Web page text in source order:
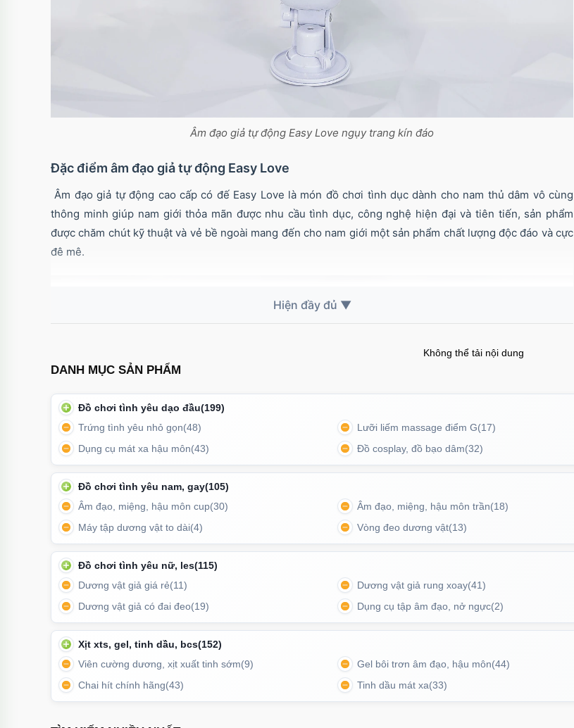
Âm đạo giả tự động Easy Love ngụy trang kín đáo
Đặc điểm âm đạo giả tự động Easy Love
Âm đạo giả tự động cao cấp có đế Easy Love là món đồ chơi tình dục dành cho nam thủ dâm vô cùng
thông minh giúp nam giới thỏa mãn được nhu cầu tình dục, công nghệ hiện đại và tiên tiến, sản phẩm
được chăm chút kỹ thuật và vẻ bề ngoài mang đến cho nam giới một sản phẩm chất lượng độc đáo và cực
đê mê.
Phần lõi bên trong có thể tháo rời dễ dàng thay đổi và vệ sinh
Không thể tải nội dung
DANH MỤC SẢN PHẨM
Đồ chơi tình yêu dạo đầu(199)
Trứng tình yêu nhỏ gọn(48) Lưỡi liếm massage điểm G(17)
Dụng cụ mát xa hậu môn(43) Đồ cosplay, đồ bạo dâm(32)
Đồ chơi tình yêu nam, gay(105)
Âm đạo, miệng, hậu môn cup(30) Âm đạo, miệng, hậu môn trần(18)
Máy tập dương vật to dài(4) Vòng đeo dương vật(13)
Đồ chơi tình yêu nữ, les(115)
Dương vật giả giá rẻ(11) Dương vật giả rung xoay(41)
Dương vật giả có đai đeo(19) Dụng cụ tập âm đạo, nở ngực(2)
Xịt xts, gel, tinh dầu, bcs(152)
Viên cường dương, xịt xuất tinh sớm(9) Gel bôi trơn âm đạo, hậu môn(44)
Chai hít chính hãng(43) Tinh dầu mát xa(33)